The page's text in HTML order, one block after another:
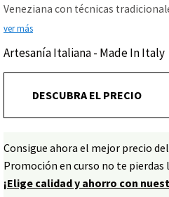
Veneziana con técnicas
procesamiento de vidrio plano
ver más
Artesanía Italiana - Made In Italy
DESCUBRA EL PRECIO
Consigue ahora el mejor precio
Promoción en curso no te pierdas
¡Elige calidad y ahorro con